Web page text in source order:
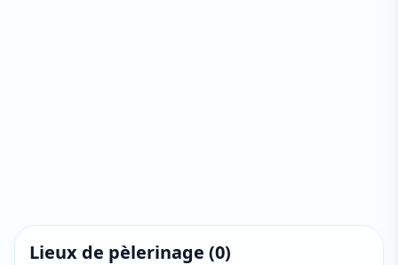
Lieux de pèlerinage (0)